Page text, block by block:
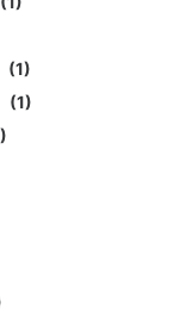
1
1